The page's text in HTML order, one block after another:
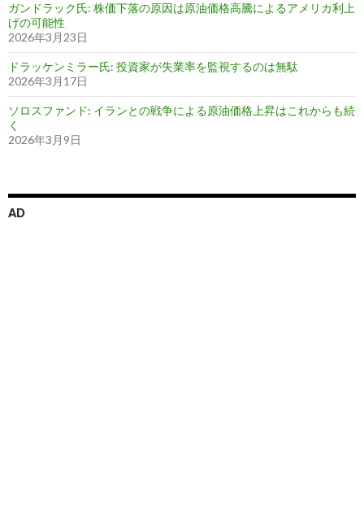
ガンドラック氏: 株価下落の原因は原油価格高騰によるアメリカ利上
げの可能性
2026年3月23日
ドラッケンミラー氏: 投資家が失業率を監視するのは無駄
2026年3月17日
ソロスファンド: イランとの戦争による原油価格上昇はこれからも続
く
2026年3月9日
AD